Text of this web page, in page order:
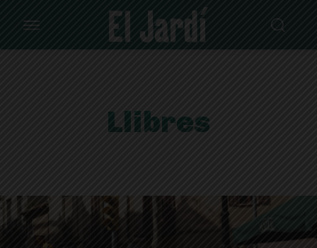
Llibres